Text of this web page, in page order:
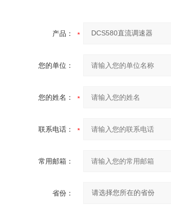
产品：
您的单位：
您的姓名：
联系电话：
常用邮箱：
省份：